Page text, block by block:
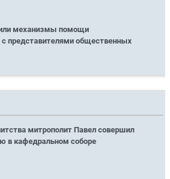
механизмы помощи
представителями общественных
митрополит Павел совершил
в кафедральном соборе